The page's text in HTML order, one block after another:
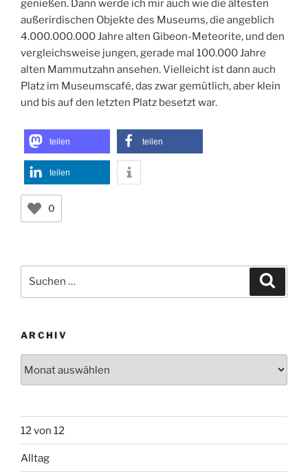
genießen. Dann werde ich mir auch wie die ältesten
außerirdischen Objekte des Museums, die angeblich
4.000.000.000 Jahre alten Gibeon-Meteorite, und den
vergleichsweise jungen, gerade mal 100.000 Jahre
alten Mammutzahn ansehen. Vielleicht ist dann auch
Platz im Museumscafé, das zwar gemütlich, aber klein
und bis auf den letzten Platz besetzt war.
teilen teilen
teilen
0
nach:
ARCHIV
12 von 12
Alltag